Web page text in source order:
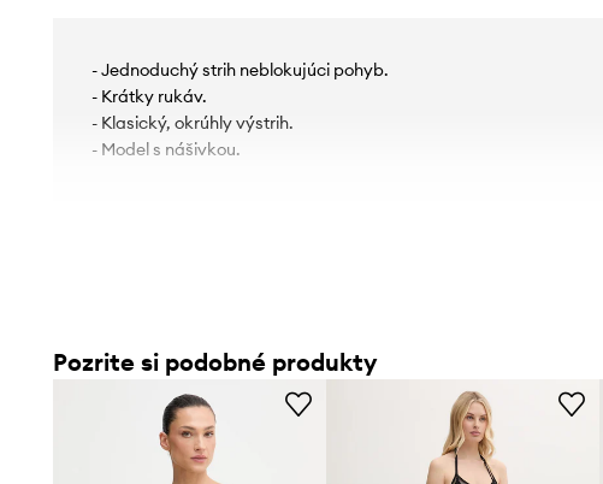
- Jednoduchý strih neblokujúci pohyb.
- Krátky rukáv.
- Klasický, okrúhly výstrih.
- Model s nášivkou.
Pozrite si podobné produkty